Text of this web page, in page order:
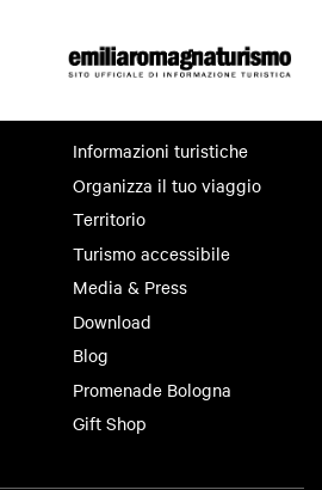
Informazioni turistiche
Organizza il tuo viaggio
Territorio
Turismo accessibile
Media & Press
Download
Blog
Promenade Bologna
Gift Shop